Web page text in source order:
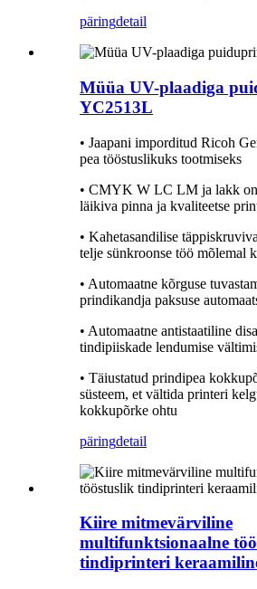
päringdetail
Müüa UV-plaadiga
YC2513L
• Jaapani imporditud Ricoh
pea tööstuslikuks tootmiseks
• CMYK W LC LM ja lakk
läikiva pinna ja kvaliteetse
• Kahetasandilise
telje sünkroonse töö mõlemal
• Automaatne kõrguse
prindikandja paksuse
• Automaatne antistaatiline
tindipiiskade lendumise
• Täiustatud prindipea
süsteem, et vältida printeri
kokkupõrke ohtu
päringdetail
Kiire mitmevärviline
multifunktsionaalne
tindiprinteri